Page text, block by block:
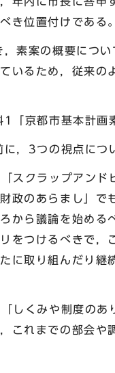
き位置付けである。
素案の概要につい
いるため，従来の
「京都市基本計画
，3つの視点につ
クラップアンド
政のあらまし」で
から議論を始める
をつけるべきで，
に取り組んだり継
くみや制度のあ
これまでの部会や